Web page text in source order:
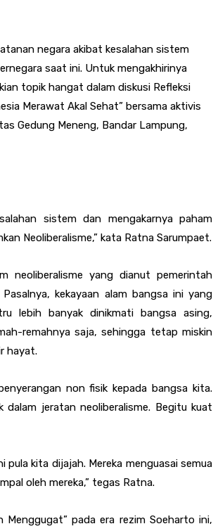
negara akibat kesalahan sistem
saat ini. Untuk mengakhirinya
topik hangat dalam diskusi Refleksi
Merawat Akal Sehat” bersama aktivis
Gedung Meneng, Bandar Lampung,
sistem dan mengakarnya paham
Neoliberalisme,” kata Ratna Sarumpaet.
neoliberalisme yang dianut pemerintah
kekayaan alam bangsa ini yang
lebih banyak dinikmati bangsa asing,
remahnya saja, sehingga tetap miskin
hayat.
non fisik kepada bangsa kita.
dalam jeratan neoliberalisme. Begitu kuat
pula kita dijajah. Mereka menguasai semua
oleh mereka,” tegas Ratna.
Menggugat” pada era rezim Soeharto ini,